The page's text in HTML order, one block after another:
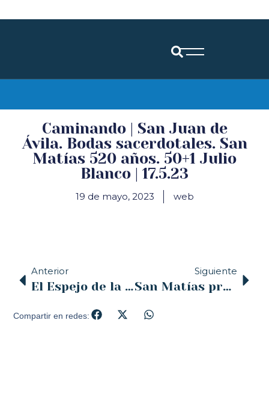
Caminando | San Juan de
Ávila. Bodas sacerdotales. San
Matías 520 años. 50+1 Julio
Blanco | 17.5.23
19 de mayo, 2023 web
Anterior
El Espejo de la Iglesia – COPE – 12/05/2023
Siguiente
San Matías protege a Santander de todo mal. 520 años del voto de San Matías
Compartir en redes: